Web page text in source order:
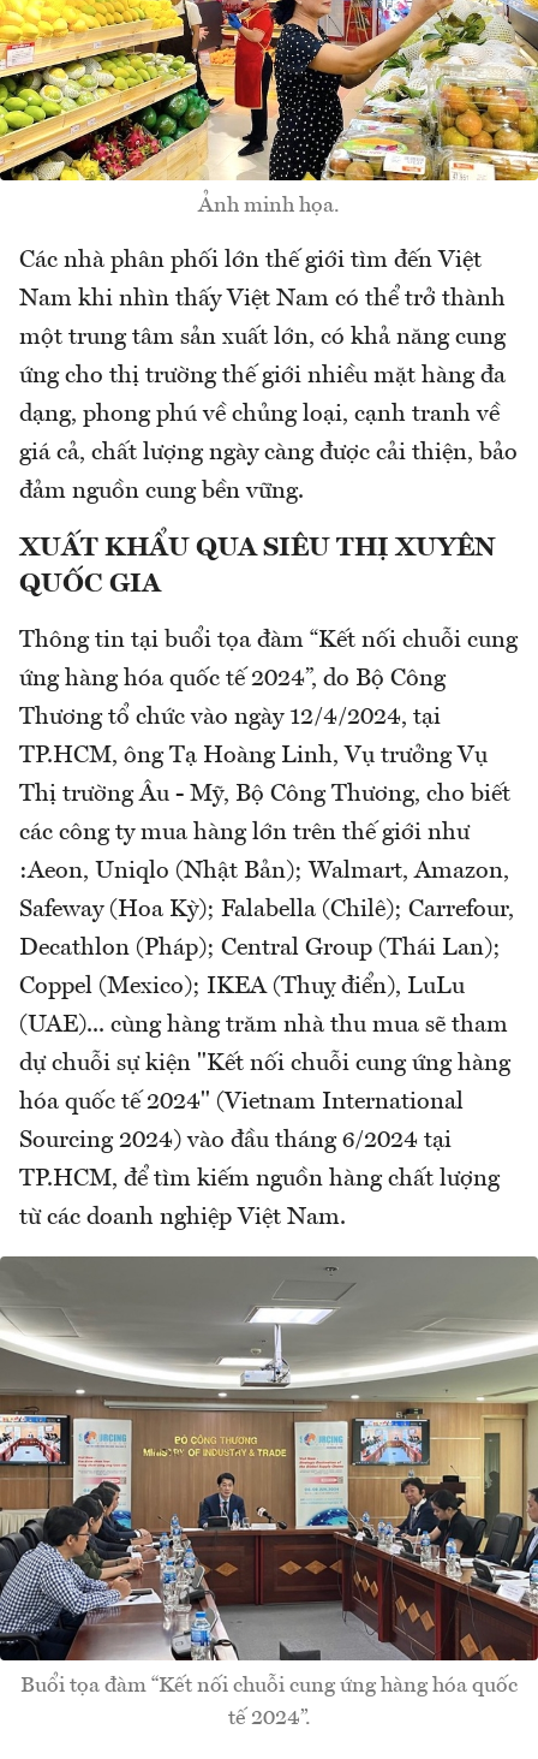
Ảnh minh họa.
Các nhà phân phối lớn thế giới tìm đến Việt
Nam khi nhìn thấy Việt Nam có thể trở thành
một trung tâm sản xuất lớn, có khả năng cung
ứng cho thị trường thế giới nhiều mặt hàng đa
dạng, phong phú về chủng loại, cạnh tranh về
giá cả, chất lượng ngày càng được cải thiện, bảo
đảm nguồn cung bền vững.
XUẤT KHẨU QUA SIÊU THỊ XUYÊN
QUỐC GIA
Thông tin tại buổi tọa đàm “Kết nối chuỗi cung
ứng hàng hóa quốc tế 2024”, do Bộ Công
Thương tổ chức vào ngày 12/4/2024, tại
TP.HCM, ông Tạ Hoàng Linh, Vụ trưởng Vụ
Thị trường Âu - Mỹ, Bộ Công Thương, cho biết
các công ty mua hàng lớn trên thế giới như
:Aeon, Uniqlo (Nhật Bản); Walmart, Amazon,
Safeway (Hoa Kỳ); Falabella (Chilê); Carrefour,
Decathlon (Pháp); Central Group (Thái Lan);
Coppel (Mexico); IKEA (Thuỵ điển), LuLu
(UAE)... cùng hàng trăm nhà thu mua sẽ tham
dự chuỗi sự kiện "Kết nối chuỗi cung ứng hàng
hóa quốc tế 2024" (Vietnam International
Sourcing 2024) vào đầu tháng 6/2024 tại
TP.HCM, để tìm kiếm nguồn hàng chất lượng
từ các doanh nghiệp Việt Nam.
Buổi tọa đàm “Kết nối chuỗi cung ứng hàng hóa quốc
tế 2024”.